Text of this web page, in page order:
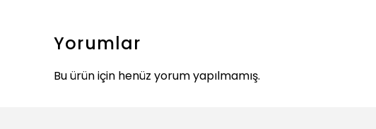
Yorumlar
Bu ürün için henüz yorum yapılmamış.